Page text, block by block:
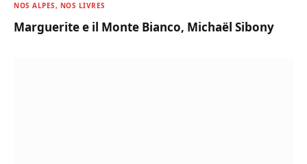
NOS ALPES, NOS LIVRES
Marguerite e il Monte Bianco, Michaël Sibony